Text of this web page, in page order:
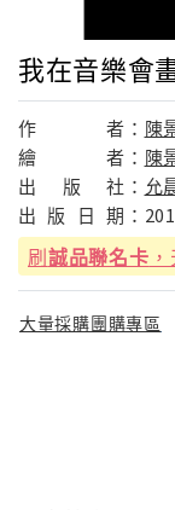
我在音樂會
作 者： 陳
繪
者： 陳
出
版 社： 允
出 版 日 期：
刷誠品聯名卡
大量採購團購專區